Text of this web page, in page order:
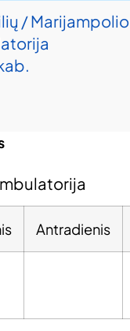
/ Marijampolio
Antradienis